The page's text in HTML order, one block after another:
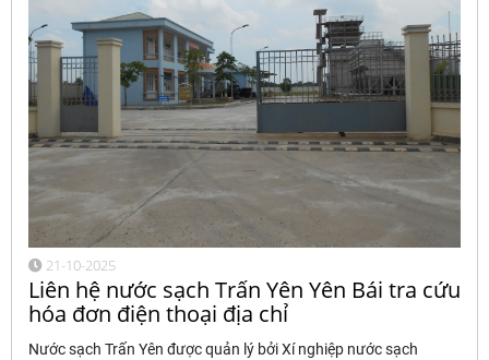
21-10-2025
Liên hệ nước sạch Trấn Yên Yên Bái tra cứu
hóa đơn điện thoại địa chỉ
Nước sạch Trấn Yên được quản lý bởi Xí nghiệp nước sạch